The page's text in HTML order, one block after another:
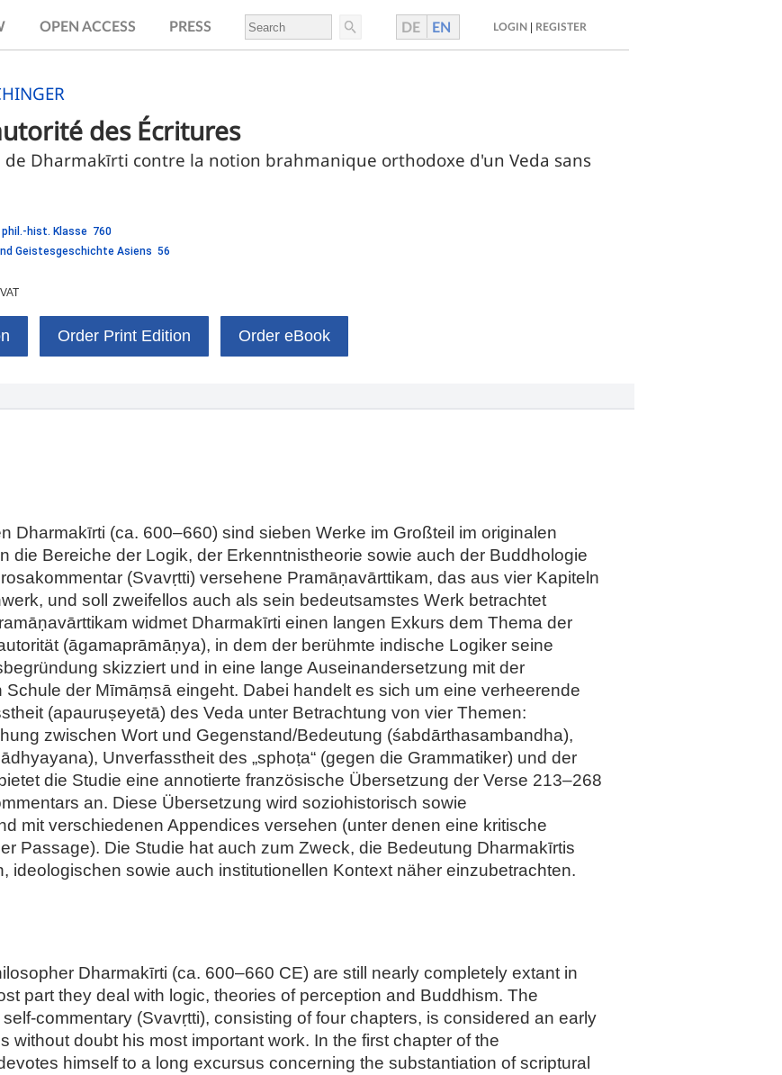
OPEN ACCESS PRESS DE EN LOGIN REGISTER
des Écritures
de Dharmakīrti contre la notion brahmanique orthodoxe d'un Veda sans
hist. Klasse 760
Geistesgeschichte Asiens 56
Order Print Edition Order eBook
Dharmakīrti (ca. 600–660) sind sieben Werke im Großteil im originalen
die Bereiche der Logik, der Erkenntnistheorie sowie auch der Buddhologie
(Svavṛtti) versehene Pramāṇavārttikam, das aus vier Kapiteln
und soll zweifellos auch als sein bedeutsamstes Werk betrachtet
widmet Dharmakīrti einen langen Exkurs dem Thema der
(āgamaprāmāṇya), in dem der berühmte indische Logiker seine
skizziert und in eine lange Auseinandersetzung mit der
der Mīmāṃsā eingeht. Dabei handelt es sich um eine verheerende
(apauruṣeyetā) des Veda unter Betrachtung von vier Themen:
zwischen Wort und Gegenstand/Bedeutung (śabdārthasambandha),
Unverfasstheit des „sphoṭa“ (gegen die Grammatiker) und der
die Studie eine annotierte französische Übersetzung der Verse 213–268
an. Diese Übersetzung wird soziohistorisch sowie
mit verschiedenen Appendices versehen (unter denen eine kritische
Passage). Die Studie hat auch zum Zweck, die Bedeutung Dharmakīrtis
ideologischen sowie auch institutionellen Kontext näher einzubetrachten.
Dharmakīrti (ca. 600–660 CE) are still nearly completely extant in
part they deal with logic, theories of perception and Buddhism. The
commentary (Svavṛtti), consisting of four chapters, is considered an early
without doubt his most important work. In the first chapter of the
himself to a long excursus concerning the substantiation of scriptural